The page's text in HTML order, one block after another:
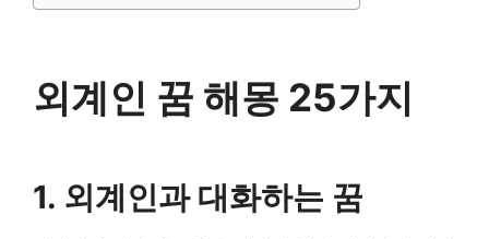
외계인 꿈 해몽 25가지
1. 외계인과 대화하는 꿈